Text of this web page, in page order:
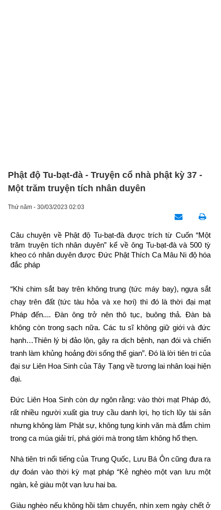
Phật độ Tu-bạt-đà - Truyện cổ nhà phật kỳ 37 -
Một trăm truyện tích nhân duyên
Thứ năm - 30/03/2023 02:03
Câu chuyện về Phật độ Tu-bạt-đà được trích từ Cuốn “Một
trăm truyện tích nhân duyên” kể về ông Tu-bạt-đà và 500 tỳ
kheo có nhân duyên được Đức Phật Thích Ca Mâu Ni độ hóa
đắc pháp
“Khi chim sắt bay trên không trung (tức máy bay), ngựa sắt
chạy trên đất (tức tàu hỏa và xe hơi) thì đó là thời đại mạt
Pháp đến.... Đàn ông trở nên thô tục, buông thả. Đàn bà
không còn trong sạch nữa. Các tu sĩ không giữ giới và đức
hạnh…Thiên lý bị đảo lộn, gây ra dịch bệnh, nạn đói và chiến
tranh làm khủng hoảng đời sống thế gian”. Đó là lời tiên tri của
đại sư Liên Hoa Sinh của Tây Tạng về tương lai nhân loại hiện
đại.
Đức Liên Hoa Sinh còn dự ngôn rằng: vào thời mạt Pháp đó,
rất nhiều người xuất gia truy cầu danh lợi, họ tích lũy tài sản
nhưng không làm Phật sự, không tụng kinh văn mà đắm chìm
trong ca múa giải trí, phá giới mà trong tâm không hổ thẹn.
Nhà tiên tri nổi tiếng của Trung Quốc, Lưu Bá Ôn cũng đưa ra
dự đoán vào thời kỳ mạt pháp “Kẻ nghèo một vạn lưu một
ngàn, kẻ giàu một vạn lưu hai ba.
Giàu nghèo nếu không hồi tâm chuyển, nhìn xem ngày chết ở